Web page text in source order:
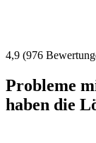
4,9 (976
Probleme
haben die